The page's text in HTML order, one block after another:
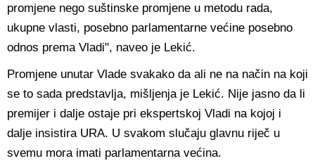
promjene nego suštinske promjene u metodu rada,
ukupne vlasti, posebno parlamentarne većine posebno
odnos prema Vladi", naveo je Lekić.
Promjene unutar Vlade svakako da ali ne na način na koji
se to sada predstavlja, mišljenja je Lekić. Nije jasno da li
premijer i dalje ostaje pri ekspertskoj Vladi na kojoj i
dalje insistira URA. U svakom slučaju glavnu riječ u
svemu mora imati parlamentarna većina.